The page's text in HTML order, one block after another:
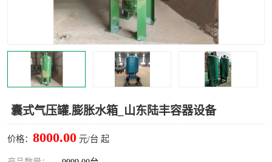
囊式气压罐.膨胀水箱_山东陆丰容器设备
价格： 8000.00 元/台 起